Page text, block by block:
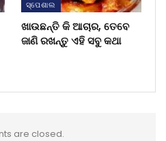
ସ୍ପେଶାଲ
ଖାଉଛନ୍ତି କି ଆଚାର, ତେବେ
ଜାଣି ରଖନ୍ତୁ ଏହି ସବୁ କଥା
are closed.